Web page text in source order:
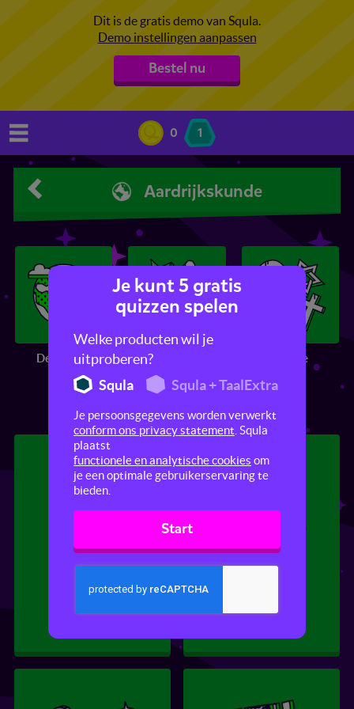
Dit is de gratis demo van Squla.
Demo instellingen aanpassen
Bestel nu
0 1
Aardrijkskunde
De wereld Religie
Het bestuur van
Nederland
Verkeer
Je kunt 5 gratis
quizzen spelen
Welke producten wil je
uitproberen?
Squla
Squla + TaalExtra
Je persoonsgegevens worden verwerkt
conform ons privacy statement . Squla
plaatst
functionele en analytische cookies om
je een optimale gebruikerservaring te
bieden.
Start